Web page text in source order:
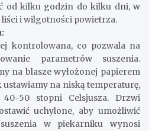
od kilku godzin do kilku dni, w
i wilgotności powietrza.
kontrolowana, co pozwala na
parametrów suszenia.
na blasze wyłożonej papierem
na niską temperaturę,
50 stopni Celsjusza. Drzwi
uchylone, aby umożliwić
w piekarniku wynosi